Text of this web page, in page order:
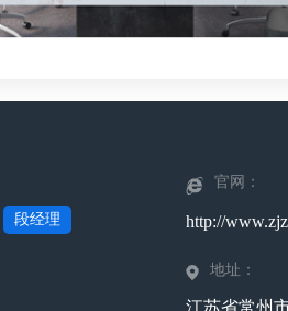
段经理
官网：
http://
地址：
江苏省常州